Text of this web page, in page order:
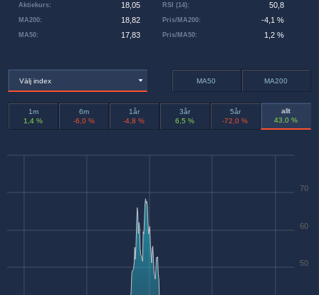
Aktiekurs: 18,05
MA50: 17,83
MA200: 18,82 Pris/MA200: -4,1 %
RSI (14): 50,8
Pris/MA50: 1,2 %
Välj index MA50 MA200
1m
1,4 %
6m
-6,0 %
1år
-4,8 %
3år
6,5 %
5år
-72,0 %
allt
43,0 %
50
60
70